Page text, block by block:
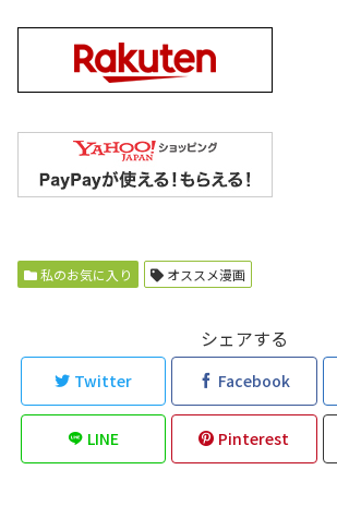
私のお気に入り オススメ漫画
シェアする
Twitter Facebook
LINE Pinterest